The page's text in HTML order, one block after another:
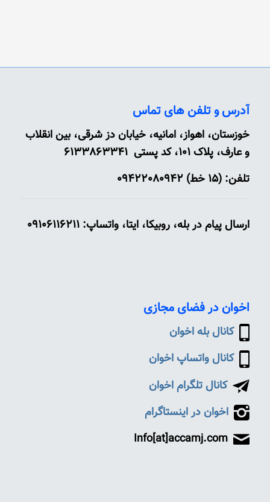
آدرس و تلفن های تماس
خوزستان، اهواز، امانیه، خیابان دز شرقی، بین انقلاب
و عارف، پلاک 101، کد پستی 6133863341
تلفن: (15 خط) 09422080942
ارسال پیام در بله، روبیکا، ایتا، واتساپ: 09106116211
اخوان در فضای مجازی
کانال بله اخوان
کانال واتساپ اخوان
کانال تلگرام اخوان
اخوان در اینستاگرام
Info[at]accamj.com